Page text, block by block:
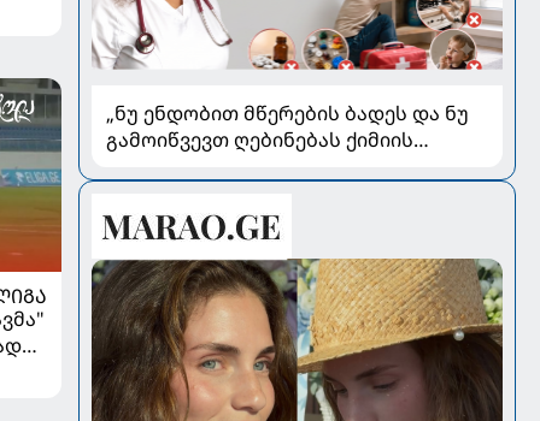
„ნუ ენდობით მწერების ბადეს და ნუ
გამოიწვევთ ღებინებას ქიმიის
პედიატრ სალომე ახვლედიანის
რჩევები